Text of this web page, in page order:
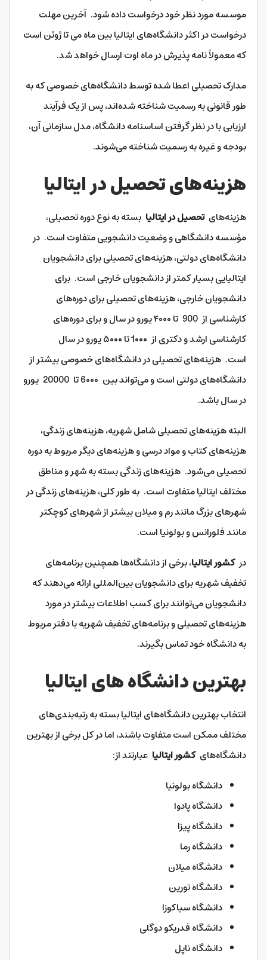
موسسه مورد نظر خود درخواست داده شود. آخرین مهلت
درخواست در اکثر دانشگاه‌های ایتالیا بین ماه می تا ژوئن است
که معمولاً نامه پذیرش در ماه اوت ارسال خواهد شد.
مدارک تحصیلی اعطا شده توسط دانشگاه‌های خصوصی که به
طور قانونی به رسمیت شناخته شده‌اند، پس از یک فرآیند
ارزیابی با در نظر گرفتن اساسنامه دانشگاه، مدل سازمانی آن،
بودجه و غیره به رسمیت شناخته می‌شوند.
هزینه‌های تحصیل در ایتالیا
هزینه‌هایتحصیل در ایتالیا بسته به نوع دوره تحصیلی،
مؤسسه دانشگاهی و وضعیت دانشجویی متفاوت است. در
دانشگاه‌های دولتی، هزینه‌های تحصیلی برای دانشجویان
ایتالیایی بسیار کمتر از دانشجویان خارجی است. برای
دانشجویان خارجی، هزینه‌های تحصیلی برای دوره‌های
کارشناسی از 900 تا ۴۰۰۰ یورو در سال و برای دوره‌های
کارشناسی ارشد و دکتری از 1۰۰۰ تا ۵۰۰۰ یورو در سال
است. هزینه‌های تحصیلی در دانشگاه‌های خصوصی بیشتر از
دانشگاه‌های دولتی است و می‌تواند بین 6۰۰۰ تا 20000 یورو
در سال باشد.
البته هزینه‌های تحصیلی شامل شهریه، هزینه‌های زندگی،
هزینه‌های کتاب و مواد درسی و هزینه‌های دیگر مربوط به دوره
تحصیلی می‌شود. هزینه‌های زندگی بسته به شهر و مناطق
مختلف ایتالیا متفاوت است. به طور کلی، هزینه‌های زندگی در
شهرهای بزرگ مانند رم و میلان بیشتر از شهرهای کوچکتر
مانند فلورانس و بولونیا است.
درکشور ایتالیا، برخی از دانشگاه‌ها همچنین برنامه‌های
تخفیف شهریه برای دانشجویان بین‌المللی ارائه می‌دهند که
دانشجویان می‌توانند برای کسب اطلاعات بیشتر در مورد
هزینه‌های تحصیلی و برنامه‌های تخفیف شهریه با دفتر مربوط
به دانشگاه خود تماس بگیرند.
بهترین دانشگاه های ایتالیا
انتخاب بهترین دانشگاه‌های ایتالیا بسته به رتبه‌بندی‌های
مختلف ممکن است متفاوت باشند، اما در کل برخی از بهترین
دانشگاه‌هایکشور ایتالیا عبارتند از:
دانشگاه بولونیا
دانشگاه پادوا
دانشگاه پیزا
دانشگاه رما
دانشگاه میلان
دانشگاه تورین
دانشگاه سیاکوزا
دانشگاه فدریکو دوگلی
دانشگاه ناپل